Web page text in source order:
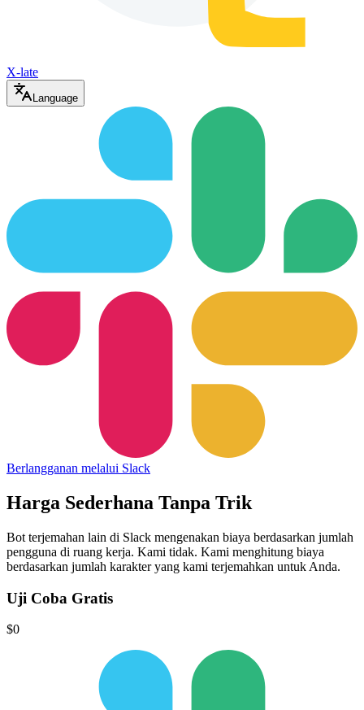
X-late
Language
Berlangganan melalui Slack
Harga Sederhana Tanpa Trik
Bot terjemahan lain di Slack mengenakan biaya berdasarkan jumlah
pengguna di ruang kerja. Kami tidak. Kami menghitung biaya
berdasarkan jumlah karakter yang kami terjemahkan untuk Anda.
Uji Coba Gratis
$0